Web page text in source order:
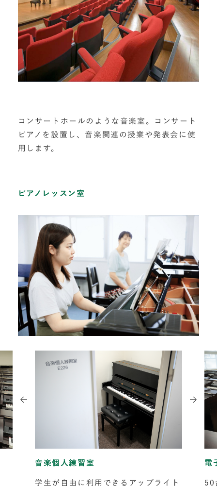
コンサートホールのような音楽室。コンサート
ピアノを設置し、音楽関連の授業や発表会に使
用します。
ピアノレッスン室
音楽個人練習室
学生が自由に利用できるアップライト
電
50